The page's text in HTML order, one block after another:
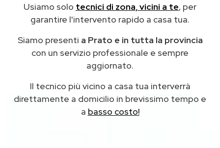
Usiamo solo tecnici di zona, vicini a te, per
garantire l'intervento rapido a casa tua.
Siamo presenti a Prato e in tutta la provincia
con un servizio professionale e sempre
aggiornato.
Il tecnico più vicino a casa tua interverrà
direttamente a domicilio in brevissimo tempo e
a basso costo!